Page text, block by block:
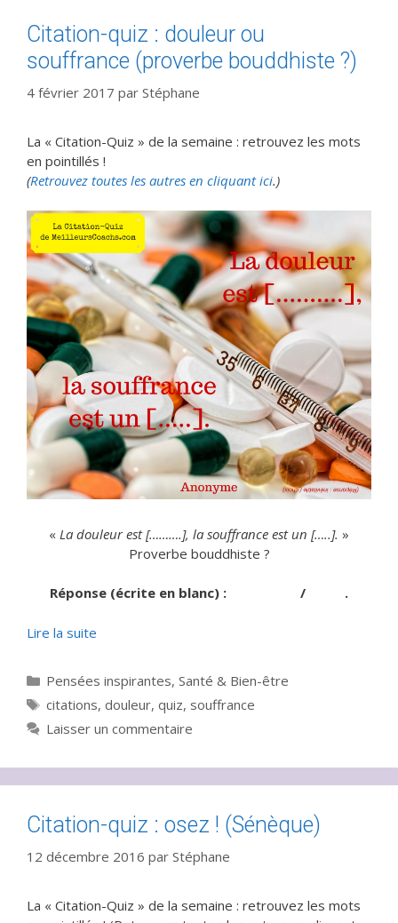
Citation-quiz : douleur ou
souffrance (proverbe bouddhiste ?)
4 février 2017 par Stéphane
La « Citation-Quiz » de la semaine : retrouvez les mots
en pointillés !
(Retrouvez toutes les autres en cliquant ici.)
« La douleur est [……….], la souffrance est un […..]. »
Proverbe bouddhiste ?
Réponse (écrite en blanc) : / .
Lire la suite
Catégories
Pensées inspirantes, Santé & Bien-être
Étiquettes
citations, douleur, quiz, souffrance
Laisser un commentaire
Citation-quiz : osez ! (Sénèque)
12 décembre 2016 par Stéphane
La « Citation-Quiz » de la semaine : retrouvez les mots